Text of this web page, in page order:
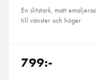
En slitstark, matt
till vänster och höger
799:-